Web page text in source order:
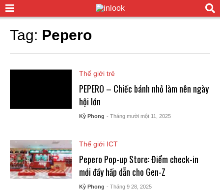
Tag: Pepero
Thế giới trẻ
PEPERO – Chiếc bánh nhỏ làm nên ngày
hội lớn
Kỳ Phong - Tháng mười một 11, 2025
Thế giới ICT
Pepero Pop-up Store: Điểm check-in
mới đầy hấp dẫn cho Gen-Z
Kỳ Phong - Tháng 9 28, 2025